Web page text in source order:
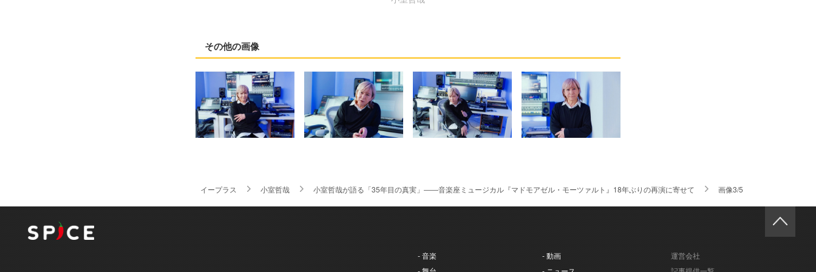
その他の画像
イープラス 小室哲哉 小室哲哉が語る「35年目の真実」――音楽座ミュージカル『マドモアゼル・モーツァルト』18年ぶりの再演に寄せて 画像3/5
- 音楽
- 動画
運営会社